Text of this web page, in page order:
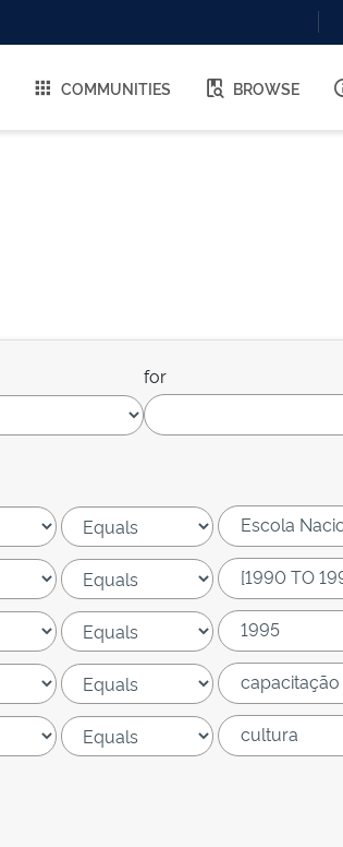
COMMUNITIES BROWSE
for